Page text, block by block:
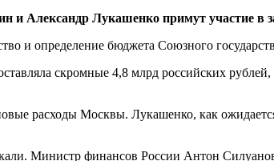
и Александр Лукашенко примут участие в
и определение бюджета Союзного
скромные 4,8 млрд российских
расходы Москвы. Лукашенко, как
Министр финансов России Антон